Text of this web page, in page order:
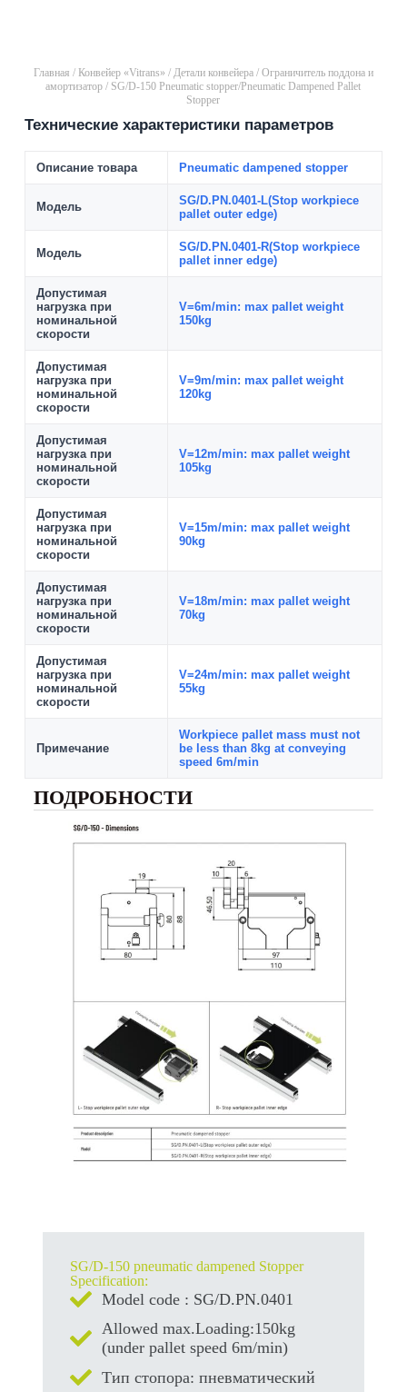
Главная / Конвейер «Vitrans» / Детали конвейера/ Ограничитель поддона и
амортизатор / SG/D-150 Pneumatic stopper/Pneumatic Dampened Pallet
Stopper
Технические характеристики параметров
Описание товара Pneumatic dampened stopper
Модель
SG/D.PN.0401-L(Stop workpiece
pallet outer edge)
Модель
SG/D.PN.0401-R(Stop workpiece
pallet inner edge)
Допустимая
нагрузка при
номинальной
скорости
V=6m/min: max pallet weight
150kg
Допустимая
нагрузка при
номинальной
скорости
V=9m/min: max pallet weight
120kg
Допустимая
нагрузка при
номинальной
скорости
V=12m/min: max pallet weight
105kg
Допустимая
нагрузка при
номинальной
скорости
V=15m/min: max pallet weight
90kg
Допустимая
нагрузка при
номинальной
скорости
V=18m/min: max pallet weight
70kg
Допустимая
нагрузка при
номинальной
скорости
V=24m/min: max pallet weight
55kg
Примечание
Workpiece pallet mass must not
be less than 8kg at conveying
speed 6m/min
ПОДРОБНОСТИ
SG/D-150 pneumatic dampened Stopper
Specification:
Model code : SG/D.PN.0401
Allowed max.Loading:150kg
(under pallet speed 6m/min)
Тип стопора: пневматический